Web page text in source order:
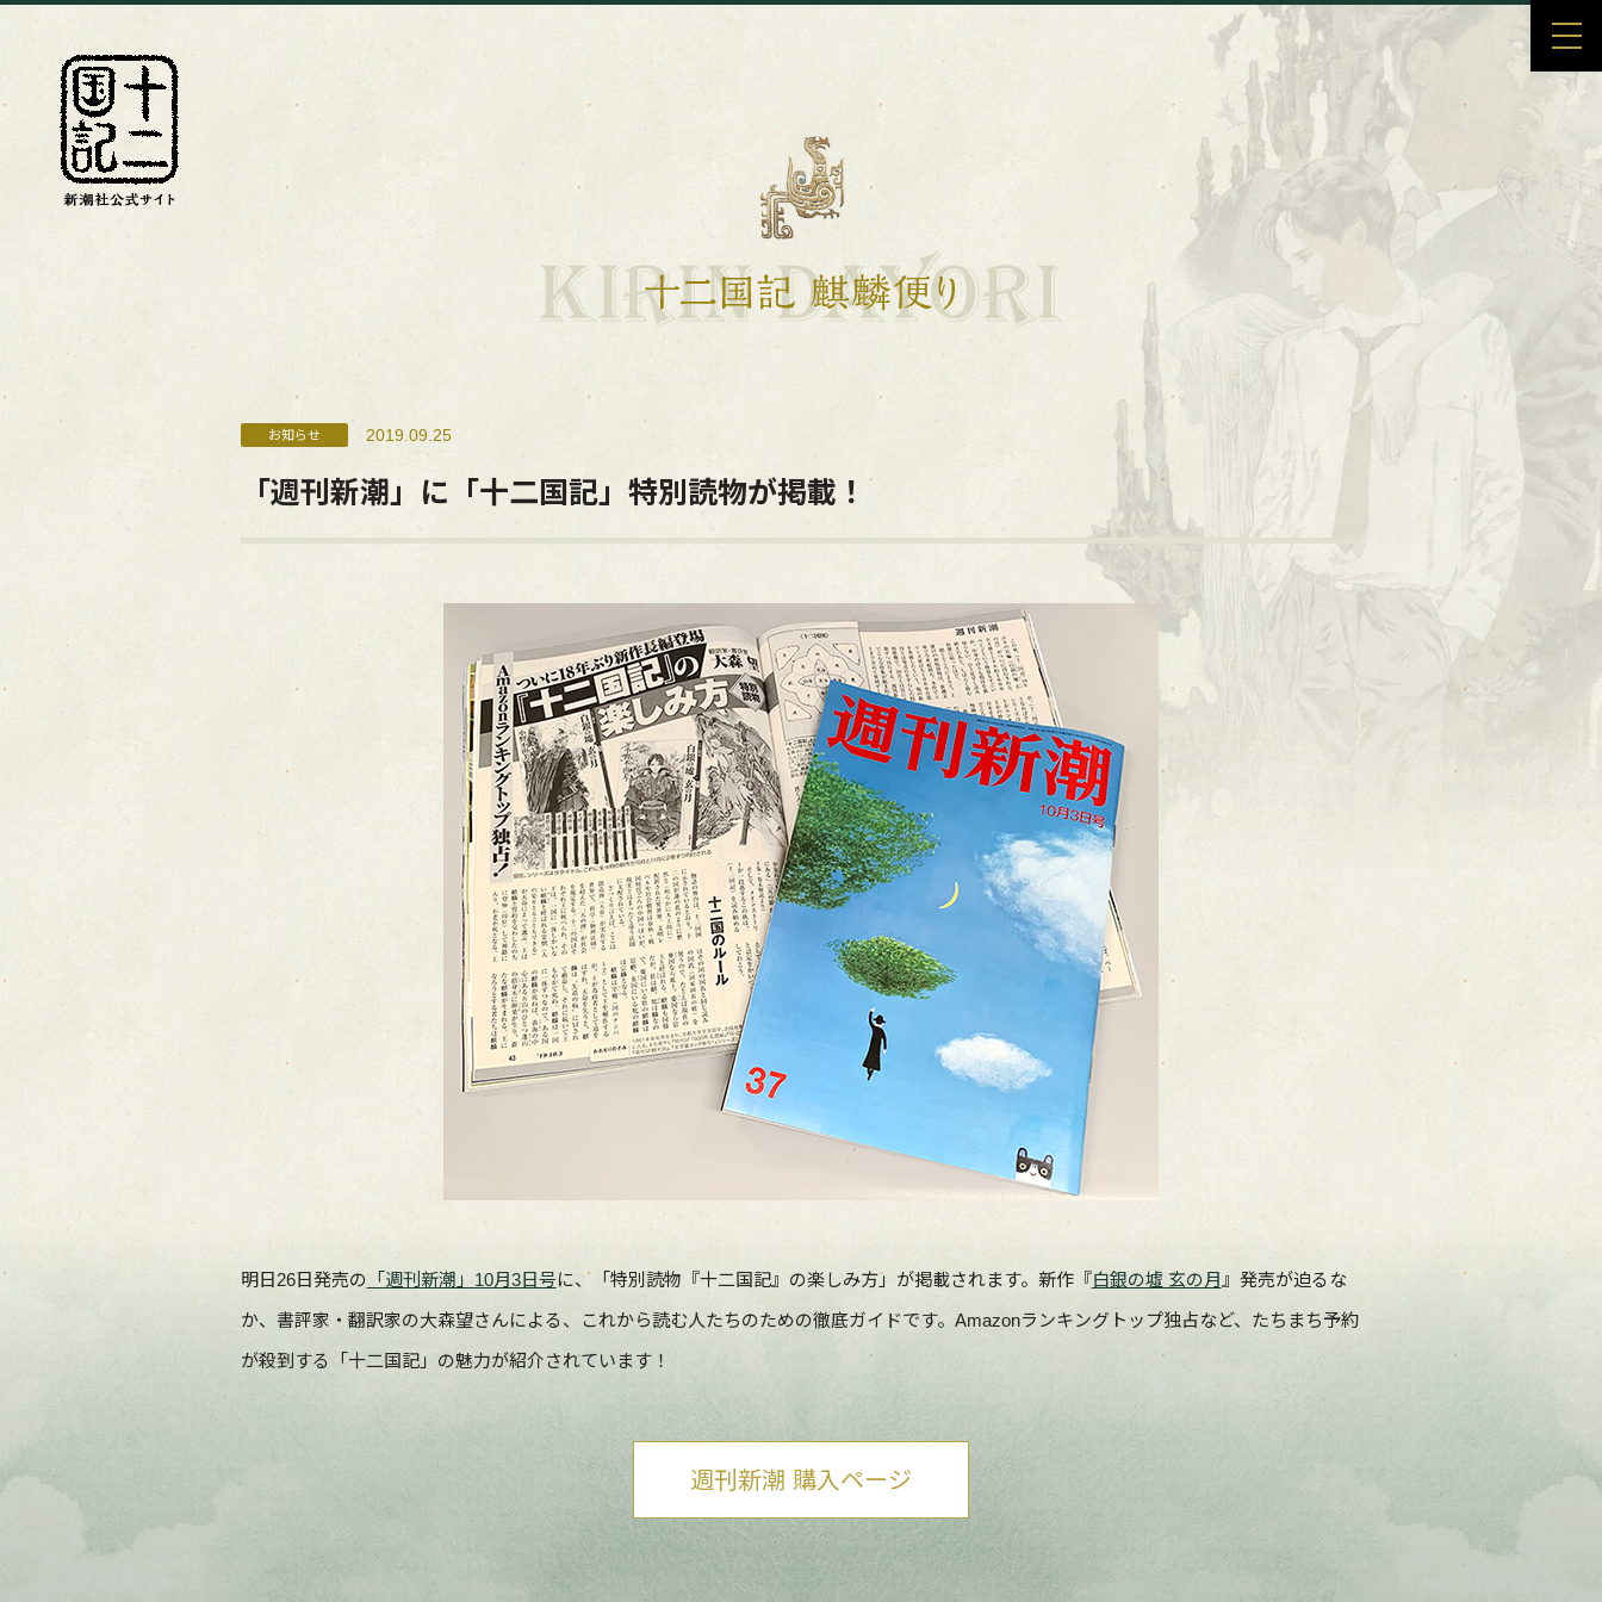
お知らせ 2019.09.25
「週刊新潮」に「十二国記」特別読物が掲載！
明日26日発売の 「週刊新潮」10月3日号に、「特別読物『十二国記』の楽しみ方」が掲載されます。新作『白銀の墟 玄の月 』発売が迫るな
か、書評家・翻訳家の大森望さんによる、これから読む人たちのための徹底ガイドです。Amazonランキングトップ独占など、たちまち予約
が殺到する「十二国記」の魅力が紹介されています！
週刊新潮 購入ページ